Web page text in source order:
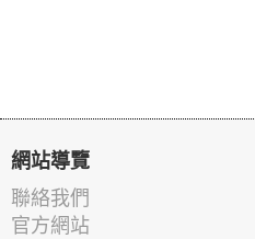
網站導覽
聯絡我們
官方網站